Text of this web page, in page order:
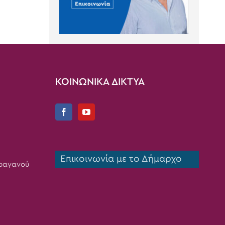
ΚΟΙΝΩΝΙΚΑ ΔΙΚΤΥΑ
Επικοινωνία με το Δήμαρχο